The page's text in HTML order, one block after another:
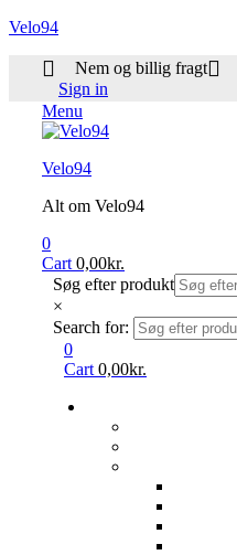
Velo94
Nem og billig fragt
Sign in
Menu
Velo94
Alt om Velo94
0
Cart 0,00kr.
Søg efter produkt
×
Search for:
0
Cart 0,00kr.